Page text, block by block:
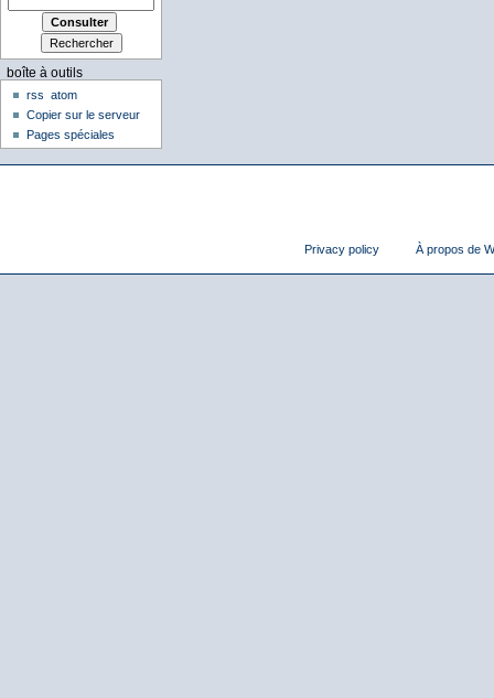
boîte à outils
rss
atom
Copier sur le serveur
Pages spéciales
Privacy policy À propos de